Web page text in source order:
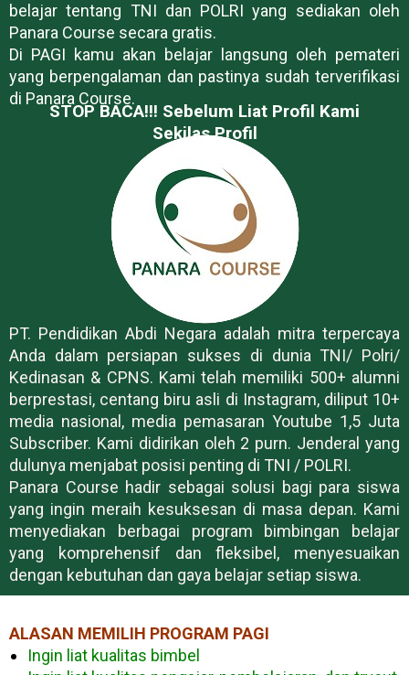
belajar tentang TNI dan POLRI yang sediakan oleh
Panara Course secara gratis.
Di PAGI kamu akan belajar langsung oleh pemateri
yang berpengalaman dan pastinya sudah terverifikasi
di Panara Course.
STOP BACA!!! Sebelum Liat Profil Kami
Sekilas Profil
PT. Pendidikan Abdi Negara adalah mitra terpercaya
Anda dalam persiapan sukses di dunia TNI/ Polri/
Kedinasan & CPNS. Kami telah memiliki 500+ alumni
berprestasi, centang biru asli di Instagram, diliput 10+
media nasional, media pemasaran Youtube 1,5 Juta
Subscriber. Kami didirikan oleh 2 purn. Jenderal yang
dulunya menjabat posisi penting di TNI / POLRI.
Panara Course hadir sebagai solusi bagi para siswa
yang ingin meraih kesuksesan di masa depan. Kami
menyediakan berbagai program bimbingan belajar
yang komprehensif dan fleksibel, menyesuaikan
dengan kebutuhan dan gaya belajar setiap siswa.
ALASAN MEMILIH PROGRAM PAGI
Ingin liat kualitas bimbel